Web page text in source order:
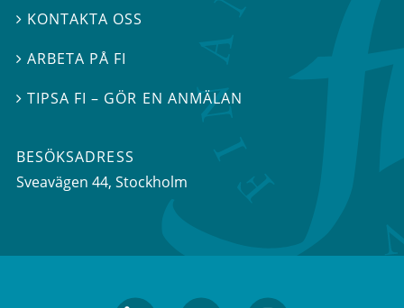
 KONTAKTA OSS
 ARBETA PÅ FI
TIPSA FI – GÖR EN ANMÄLAN
BESÖKSADRESS
Sveavägen 44, Stockholm